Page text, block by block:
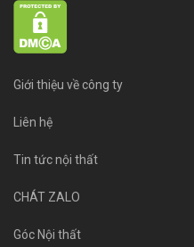
Giới thiệu về công ty
Liên hệ
Tin tức nội thất
CHÁT ZALO
Góc Nội thất